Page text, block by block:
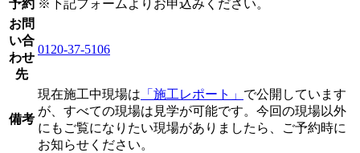
予約 ※下記フォームよりお申込みください。
お問
い合
わせ
先
0120-37-5106
備考
現在施工中現場は 「施工レポート」 で公開しています
が、すべての現場は見学が可能です。今回の現場以外
にもご覧になりたい現場がありましたら、ご予約時に
お知らせください。